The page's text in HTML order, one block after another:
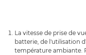
La vitesse de prise de
batterie, de l'utilisation
température ambiante.